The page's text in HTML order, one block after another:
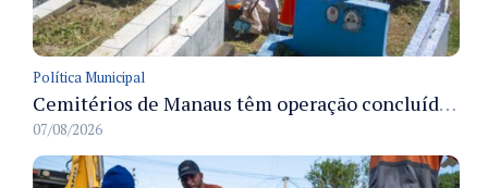
Política Municipal
Cemitérios de Manaus têm operação concluída e estrutura pronta para receber famílias no Dia dos Pais
07/08/2026